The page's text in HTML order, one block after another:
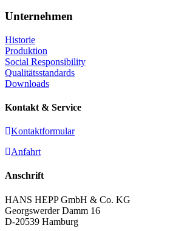
Unternehmen
Historie
Produktion
Social Responsibility
Qualitätsstandards
Downloads
Kontakt & Service
Kontaktformular
Anfahrt
Anschrift
HANS HEPP GmbH & Co. KG
Georgswerder Damm 16
D-20539 Hamburg